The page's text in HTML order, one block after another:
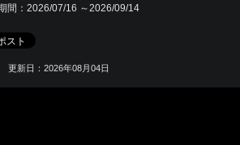
間： 2026/07/16 ～2026/09/14
更新日：2026年08月04日